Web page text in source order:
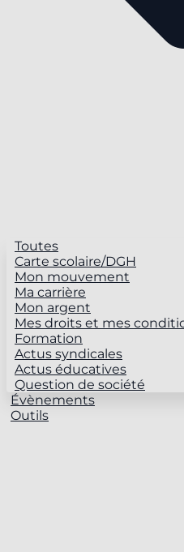
Toutes
Carte scolaire/DGH
Mon mouvement
Ma carrière
Mon argent
Mes droits et mes
Formation
Actus syndicales
Actus éducatives
Question de société
Évènements
Outils